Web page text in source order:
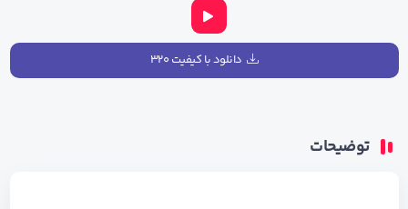
دانلود با کیفیت ۳۲۰
توضیحات